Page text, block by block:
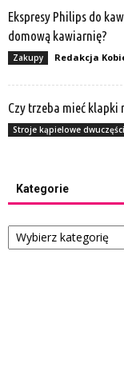
Ekspresy Philips do
domową kawiarnię?
Zakupy Redakcja
Czy trzeba mieć klapki
Stroje kąpielowe
Kategorie
Kategorie